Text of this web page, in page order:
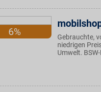
6%
Gebrauchte,
niedrigen
Umwelt.